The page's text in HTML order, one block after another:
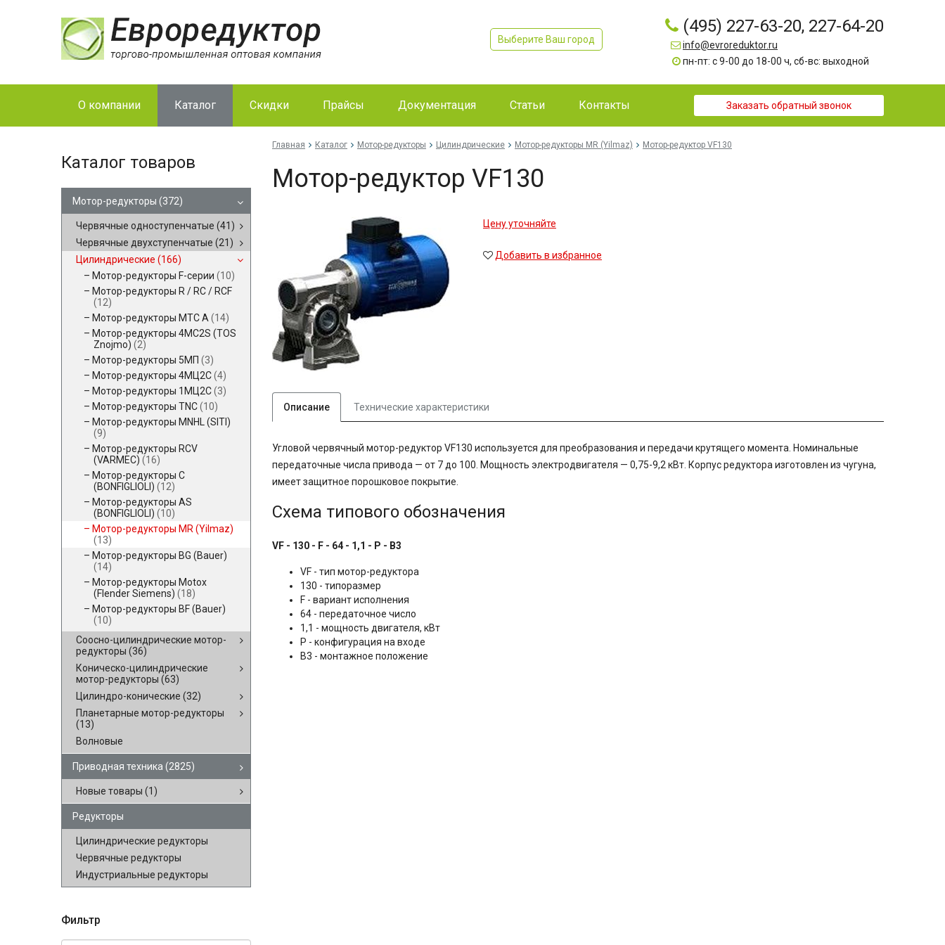
Выберите Ваш город
(495) 227-63-20, 227-64-20
info@evroreduktor.ru
пн-пт: с 9-00 до 18-00 ч, сб-вс: выходной
О компании Каталог Скидки Прайсы Документация Статьи Контакты Заказать обратный звонок
Каталог товаров
Мотор-редукторы (372)
Червячные одноступенчатые (41)
Червячные двухступенчатые (21)
Цилиндрические (166)
Мотор-редукторы F-серии (10)
Мотор-редукторы R / RC / RCF
(12)
Мотор-редукторы MTC A (14)
Мотор-редукторы 4MC2S (TOS
Znojmo) (2)
Мотор-редукторы 5МП (3)
Мотор-редукторы 4МЦ2С(4)
Мотор-редукторы 1МЦ2С(3)
Мотор-редукторы TNC(10)
Мотор-редукторы MNHL (SITI)
(9)
Мотор-редукторы RCV
(VARMEC) (16)
Мотор-редукторы C
(BONFIGLIOLI) (12)
Мотор-редукторы AS
(BONFIGLIOLI) (10)
Мотор-редукторы MR (Yilmaz)
(13)
Мотор-редукторы BG (Bauer)
(14)
Мотор-редукторы Motox
(Flender Siemens) (18)
Мотор-редукторы BF (Bauer)
(10)
Соосно-цилиндрические мотор-
редукторы (36)
Коническо-цилиндрические
мотор-редукторы (63)
Цилиндро-конические (32)
Планетарные мотор-редукторы
(13)
Волновые
Приводная техника (2825)
Новые товары (1)
Редукторы
Цилиндрические редукторы
Червячные редукторы
Индустриальные редукторы
Фильтр
Главная Каталог Мотор-редукторы Цилиндрические Мотор-редукторы MR (Yilmaz) Мотор-редуктор VF130
Мотор-редуктор VF130
Цену уточняйте
Добавить в избранное
Описание Технические характеристики
Угловой червячный мотор-редуктор VF130 используется для преобразования и передачи крутящего момента. Номинальные
передаточные числа привода — от 7 до 100. Мощность электродвигателя — 0,75-9,2 кВт. Корпус редуктора изготовлен из чугуна,
имеет защитное порошковое покрытие.
Схема типового обозначения
VF - 130 - F - 64 - 1,1 - P - B3
VF - тип мотор-редуктора
130 - типоразмер
F - вариант исполнения
64 - передаточное число
1,1 - мощность двигателя, кВт
P - конфигурация на входе
B3 - монтажное положение